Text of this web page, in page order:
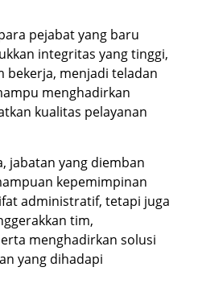
pejabat yang baru
integritas yang tinggi,
bekerja, menjadi teladan
menghadirkan
kualitas pelayanan
jabatan yang diemban
kepemimpinan
administratif, tetapi juga
tim,
menghadirkan solusi
yang dihadapi